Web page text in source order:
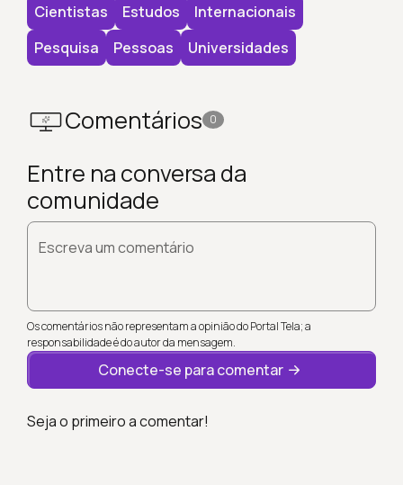
Cientistas Estudos
Internacionais
Pesquisa
Pessoas Universidades
Comentários 0
Entre na conversa da
comunidade
Escreva um comentário
Os comentários não representam a opinião do Portal Tela; a
responsabilidade é do autor da mensagem.
Conecte-se para comentar
Seja o primeiro a comentar!